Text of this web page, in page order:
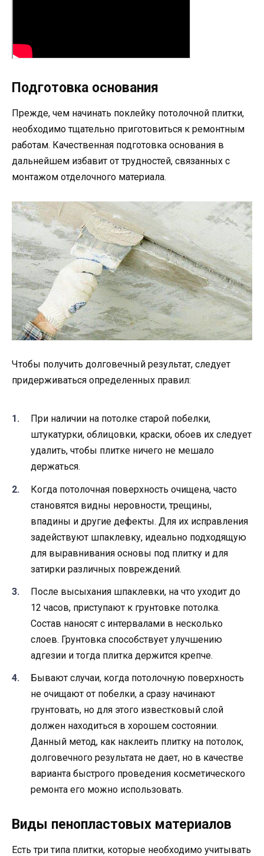
Подготовка основания
Прежде, чем начинать поклейку потолочной плитки,
необходимо тщательно приготовиться к ремонтным
работам. Качественная подготовка основания в
дальнейшем избавит от трудностей, связанных с
монтажом отделочного материала.
Чтобы получить долговечный результат, следует
придерживаться определенных правил:
При наличии на потолке старой побелки,
штукатурки, облицовки, краски, обоев их следует
удалить, чтобы плитке ничего не мешало
держаться.
Когда потолочная поверхность очищена, часто
становятся видны неровности, трещины,
впадины и другие дефекты. Для их исправления
задействуют шпаклевку, идеально подходящую
для выравнивания основы под плитку и для
затирки различных повреждений.
После высыхания шпаклевки, на что уходит до
12 часов, приступают к грунтовке потолка.
Состав наносят с интервалами в несколько
слоев. Грунтовка способствует улучшению
адгезии и тогда плитка держится крепче.
Бывают случаи, когда потолочную поверхность
не очищают от побелки, а сразу начинают
грунтовать, но для этого известковый слой
должен находиться в хорошем состоянии.
Данный метод, как наклеить плитку на потолок,
долговечного результата не дает, но в качестве
варианта быстрого проведения косметического
ремонта его можно использовать.
Виды пенопластовых материалов
Есть три типа плитки, которые необходимо учитывать